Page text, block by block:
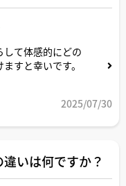
て体感的にどの
すと幸いです。
2025/07/30
いは何ですか？